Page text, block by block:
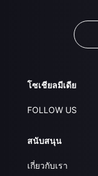
โซเชียลมีเดีย
FOLLOW US
สนับสนุน
เกี่ยวกับเรา